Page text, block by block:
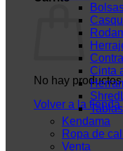
No hay
Volver a la tienda
Cinta
Kendama
Ropa de
Venta